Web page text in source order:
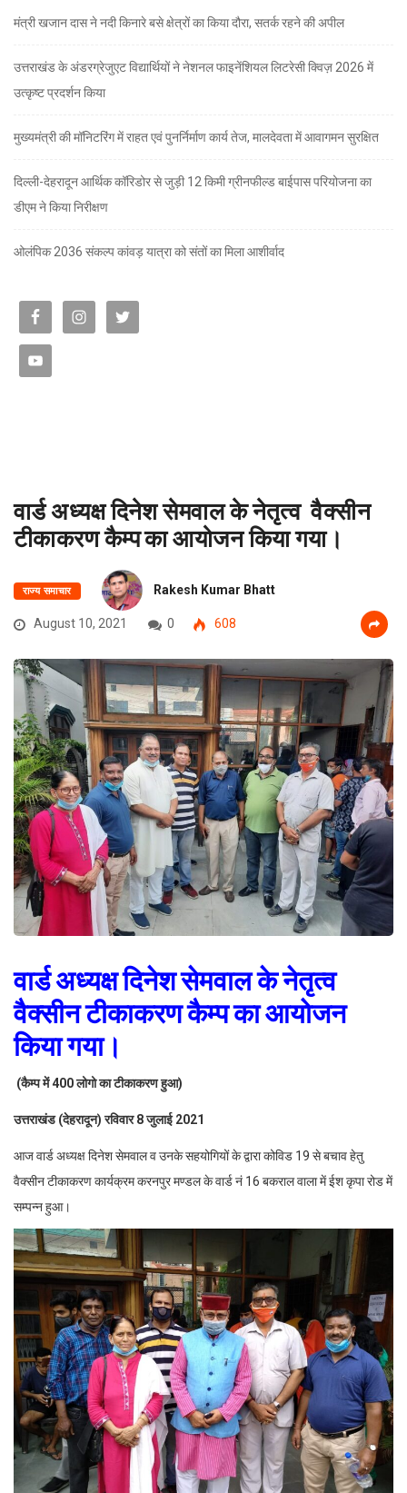
मंत्री खजान दास ने नदी किनारे बसे क्षेत्रों का किया दौरा, सतर्क रहने की अपील
उत्तराखंड के अंडरग्रेजुएट विद्यार्थियों ने नेशनल फाइनेंशियल लिटरेसी क्विज़ 2026 में
उत्कृष्ट प्रदर्शन किया
मुख्यमंत्री की मॉनिटरिंग में राहत एवं पुनर्निर्माण कार्य तेज, मालदेवता में आवागमन सुरक्षित
दिल्ली-देहरादून आर्थिक कॉरिडोर से जुड़ी 12 किमी ग्रीनफील्ड बाईपास परियोजना का
डीएम ने किया निरीक्षण
ओलंपिक 2036 संकल्प कांवड़ यात्रा को संतों का मिला आशीर्वाद
वार्ड अध्यक्ष दिनेश सेमवाल के नेतृत्व वैक्सीन
टीकाकरण कैम्प का आयोजन किया गया।
राज्य समाचार Rakesh Kumar Bhatt
August 10, 2021 0 608
वार्ड अध्यक्ष दिनेश सेमवाल के नेतृत्व
वैक्सीन टीकाकरण कैम्प का आयोजन
किया गया।
(कैम्प में 400 लोगो का टीकाकरण हुआ)
उत्तराखंड (देहरादून) रविवार 8 जुलाई 2021
आज वार्ड अध्यक्ष दिनेश सेमवाल व उनके सहयोगियों के द्वारा कोविड 19 से बचाव हेतु
वैक्सीन टीकाकरण कार्यक्रम करनपुर मण्डल के वार्ड नं 16 बकराल वाला में ईश कृपा रोड में
सम्पन्न हुआ।